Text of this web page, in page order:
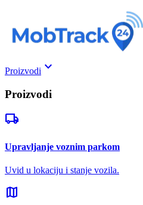
Proizvodi keyboard_arrow_down
Proizvodi
local_shipping
Upravljanje voznim parkom
Uvid u lokaciju i stanje vozila.
map